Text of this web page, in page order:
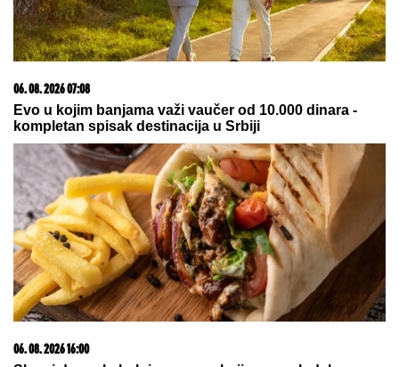
06. 08. 2026 07:08
Evo u kojim banjama važi vaučer od 10.000 dinara -
kompletan spisak destinacija u Srbiji
06. 08. 2026 16:00